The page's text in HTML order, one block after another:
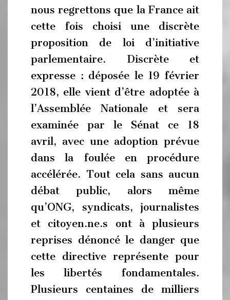
nous regrettons que la France ait
cette fois choisi une discrète
proposition de loi d’initiative
parlementaire. Discrète et
expresse : déposée le 19 février
2018, elle vient d’être adoptée à
l’Assemblée Nationale et sera
examinée par le Sénat ce 18
avril, avec une adoption prévue
dans la foulée en procédure
accélérée. Tout cela sans aucun
débat public, alors même
qu’ONG, syndicats, journalistes
et citoyen.ne.s ont à plusieurs
reprises dénoncé le danger que
cette directive représente pour
les libertés fondamentales.
Plusieurs centaines de milliers